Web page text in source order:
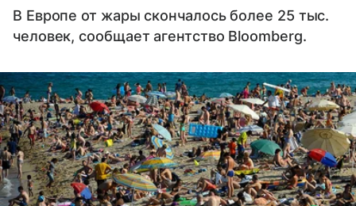
В Европе от жары скончалось более 25 тыс.
человек, сообщает агентство Bloomberg.